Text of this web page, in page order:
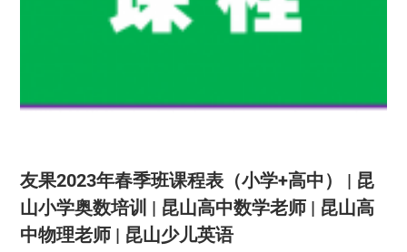
友果2023年春季班课程表（小学+高中） | 昆
山小学奥数培训 | 昆山高中数学老师 | 昆山高
中物理老师 | 昆山少儿英语